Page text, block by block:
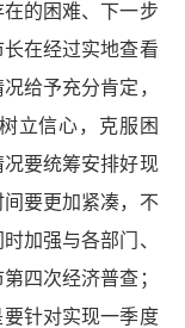
的困难、下一步
在经过实地查看
给予充分肯定，
立信心，克服困
要统筹安排好现
要更加紧凑，不
加强与各部门、
四次经济普查；
针对实现一季度